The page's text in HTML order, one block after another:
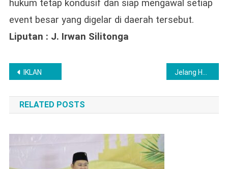
hukum tetap kondusif dan siap mengawal setiap
event besar yang digelar di daerah tersebut.
Liputan : J. Irwan Silitonga
Navigasi
pos
IKLAN
RELATED POSTS